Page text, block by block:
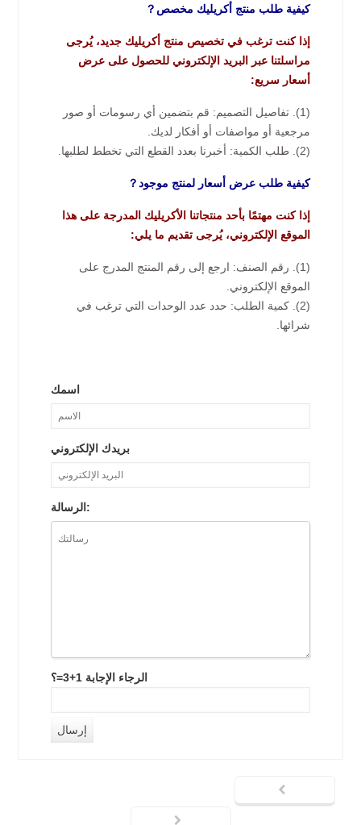
كيفية طلب منتج أكريليك مخصص？
إذا كنت ترغب في تخصيص منتج أكريليك جديد، يُرجى
مراسلتنا عبر البريد الإلكتروني للحصول على عرض
أسعار سريع:
(1). تفاصيل التصميم: قم بتضمين أي رسومات أو صور
مرجعية أو مواصفات أو أفكار لديك.
(2). طلب الكمية: أخبرنا بعدد القطع التي تخطط لطلبها.
كيفية طلب عرض أسعار لمنتج موجود？
إذا كنت مهتمًا بأحد منتجاتنا الأكريليك المدرجة على هذا
الموقع الإلكتروني، يُرجى تقديم ما يلي:
(1). رقم الصنف: ارجع إلى رقم المنتج المدرج على
الموقع الإلكتروني.
(2). كمية الطلب: حدد عدد الوحدات التي ترغب في
شرائها.
اسمك
بريدك الإلكتروني
الرسالة:
الرجاء الإجابة 1+3=؟